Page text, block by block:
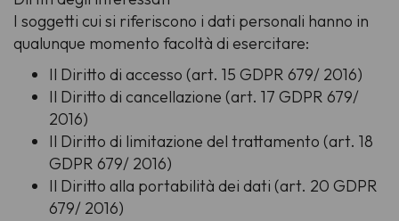
I soggetti cui si riferiscono i dati personali hanno in
qualunque momento facoltà di esercitare:
Il Diritto di accesso (art. 15 GDPR 679/ 2016)
Il Diritto di cancellazione (art. 17 GDPR 679/
2016)
Il Diritto di limitazione del trattamento (art. 18
GDPR 679/ 2016)
Il Diritto alla portabilità dei dati (art. 20 GDPR
679/ 2016)